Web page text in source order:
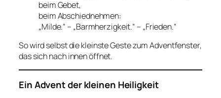
beim Gebet,
beim Abschiednehmen:
„Milde.“ – „Barmherzigkeit.“ – „Frieden.“
So wird selbst die kleinste Geste zum Adventfenster,
das sich nach innen öffnet.
Ein Advent der kleinen Heiligkeit